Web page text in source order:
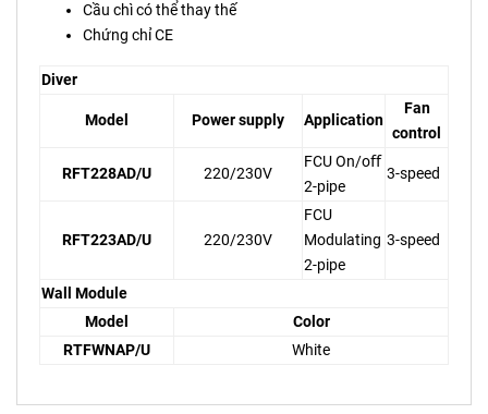
Cầu chì có thể thay thế
Chứng chỉ CE
Diver
Model Power supply Application
Fan
control
RFT228AD/U 220/230V
FCU On/oﬀ
2-pipe
3-speed
RFT223AD/U 220/230V
FCU
Modulating
2-pipe
3-speed
Wall Module
Model
Color
RTFWNAP/U
White